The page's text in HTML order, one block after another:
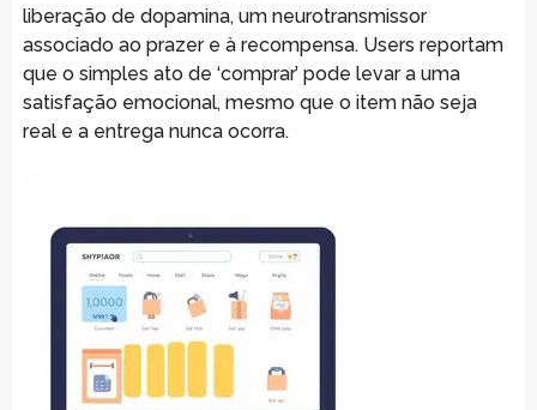
liberação de dopamina, um neurotransmissor
associado ao prazer e à recompensa. Users reportam
que o simples ato de ‘comprar’ pode levar a uma
satisfação emocional, mesmo que o item não seja
real e a entrega nunca ocorra.